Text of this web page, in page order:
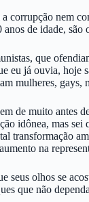
corrupção nem
de idade,
que
eu já ouvia,
mulheres,
de muito
idônea, mas
transformação
na
seus olhos se
que não